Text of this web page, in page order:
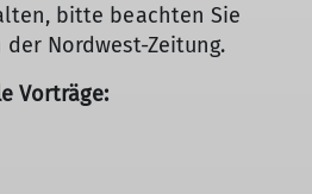
bitte beachten Sie
Nordwest-Zeitung.
Vorträge: